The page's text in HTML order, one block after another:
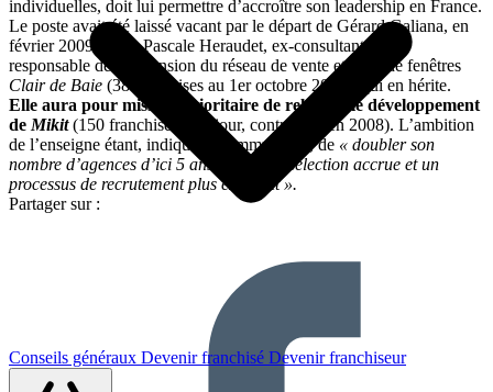
Conseils généraux Devenir franchisé Devenir franchiseur
individuelles, doit lui permettre d’accroître son leadership en France.
Le poste avait été laissé vacant par le départ de Gérard Galiana, en
février 2009. C’est Pascale Heraudet, ex-consultante puis
responsable de l’expansion du réseau de vente et pose de fenêtres
Clair de Baie (38 franchises au 1er octobre 2010), qui en hérite.
Elle aura pour mission prioritaire de relancer le développement
de Mikit (150 franchises à ce jour, contre 189 en 2008). L’ambition
de l’enseigne étant, indique le communiqué, de « doubler son
nombre d’agences d’ici 5 ans, avec une sélection accrue et un
processus de recrutement plus exigeant ».
Partager sur :